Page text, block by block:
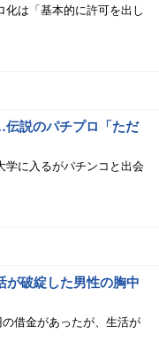
は「基本的に許可を出し
説のパチプロ「ただ
学に入るがパチンコと出会
が破綻した男性の胸中
借金があったが、生活が